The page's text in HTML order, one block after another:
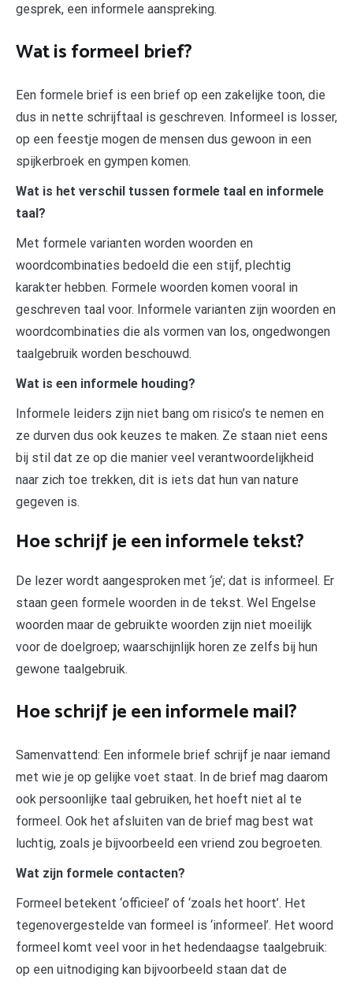
gesprek, een informele aanspreking.
Wat is formeel brief?
Een formele brief is een brief op een zakelijke toon, die
dus in nette schrijftaal is geschreven. Informeel is losser,
op een feestje mogen de mensen dus gewoon in een
spijkerbroek en gympen komen.
Wat is het verschil tussen formele taal en informele
taal?
Met formele varianten worden woorden en
woordcombinaties bedoeld die een stijf, plechtig
karakter hebben. Formele woorden komen vooral in
geschreven taal voor. Informele varianten zijn woorden en
woordcombinaties die als vormen van los, ongedwongen
taalgebruik worden beschouwd.
Wat is een informele houding?
Informele leiders zijn niet bang om risico’s te nemen en
ze durven dus ook keuzes te maken. Ze staan niet eens
bij stil dat ze op die manier veel verantwoordelijkheid
naar zich toe trekken, dit is iets dat hun van nature
gegeven is.
Hoe schrijf je een informele tekst?
De lezer wordt aangesproken met ‘je’; dat is informeel. Er
staan geen formele woorden in de tekst. Wel Engelse
woorden maar de gebruikte woorden zijn niet moeilijk
voor de doelgroep; waarschijnlijk horen ze zelfs bij hun
gewone taalgebruik.
Hoe schrijf je een informele mail?
Samenvattend: Een informele brief schrijf je naar iemand
met wie je op gelijke voet staat. In de brief mag daarom
ook persoonlijke taal gebruiken, het hoeft niet al te
formeel. Ook het afsluiten van de brief mag best wat
luchtig, zoals je bijvoorbeeld een vriend zou begroeten.
Wat zijn formele contacten?
Formeel betekent ‘officieel’ of ‘zoals het hoort’. Het
tegenovergestelde van formeel is ‘informeel’. Het woord
formeel komt veel voor in het hedendaagse taalgebruik:
op een uitnodiging kan bijvoorbeeld staan dat de